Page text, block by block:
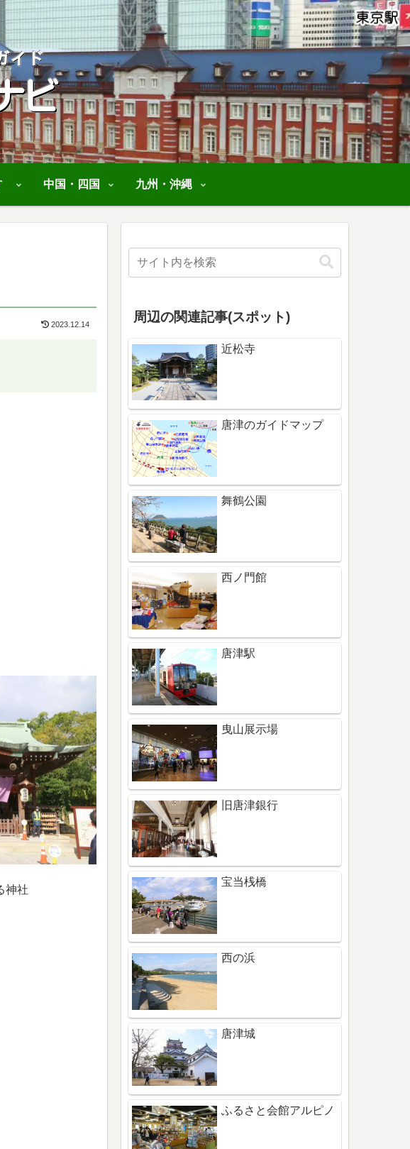
中国・四国 九州・沖縄
2023.12.14
神社
周辺の関連記事(スポット)
近松寺
唐津のガイドマップ
舞鶴公園
西ノ門館
唐津駅
曳山展示場
旧唐津銀行
宝当桟橋
西の浜
唐津城
ふるさと会館アルピノ